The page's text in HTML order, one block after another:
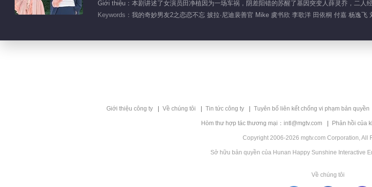
Giới thiệu：本剧讲述了女演员田净植因为一场车祸，阴差阳错的苏醒了基因突变人薛灵乔，二人
Keywords： 我的奇妙男友2之恋恋不忘 披拉·尼迪裴善官 Mike 虞书欣 李歌洋 田依桐 付嘉 杨逸
Giới thiệu công ty Về chúng tôi Tin tức công ty Tuyên bố liên kết chống vi phạm bản quyền
Hòm thư hợp tác thương mại：intl@mgtv.com Phản hồi của
Copyright 2006-2026 mgtv.com Corporation, All
Sở hữu bản quyền của Hunan Happy Sunshine Interactive
Về chúng tôi